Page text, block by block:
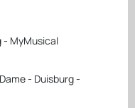
- MyMusical
- Duisburg -